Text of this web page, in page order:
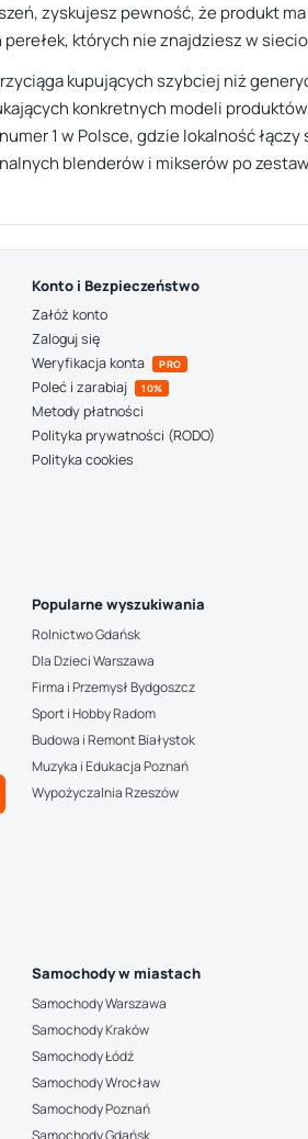
zyskujesz pewność, że produkt
których nie znajdziesz w
kupujących szybciej niż
konkretnych modeli
1 w Polsce, gdzie lokalność
blenderów i mikserów po
Konto i Bezpieczeństwo
Załóż konto
Zaloguj się
Weryfikacja konta
PRO
Poleć i zarabiaj 10%
Metody płatności
Polityka prywatności (RODO)
Polityka cookies
Popularne wyszukiwania
Rolnictwo Gdańsk
Dla Dzieci Warszawa
Firma i Przemysł Bydgoszcz
Sport i Hobby Radom
Budowa i Remont Białystok
Muzyka i Edukacja Poznań
Wypożyczalnia Rzeszów
Samochody w miastach
Samochody Warszawa
Samochody Kraków
Samochody Łódź
Samochody Wrocław
Samochody Poznań
Samochody Gdańsk